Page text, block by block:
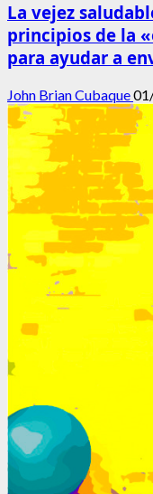
La vejez
principios de la
para ayudar a
John Brian Cubaque